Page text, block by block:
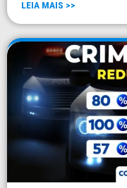
LEIA MAIS >>